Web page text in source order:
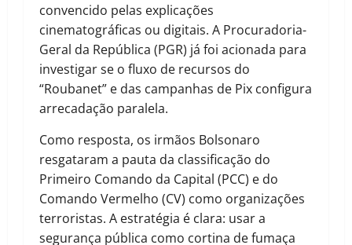
convencido pelas explicações
cinematográficas ou digitais. A Procuradoria-
Geral da República (PGR) já foi acionada para
investigar se o fluxo de recursos do
“Roubanet” e das campanhas de Pix configura
arrecadação paralela.
Como resposta, os irmãos Bolsonaro
resgataram a pauta da classificação do
Primeiro Comando da Capital (PCC) e do
Comando Vermelho (CV) como organizações
terroristas. A estratégia é clara: usar a
segurança pública como cortina de fumaça